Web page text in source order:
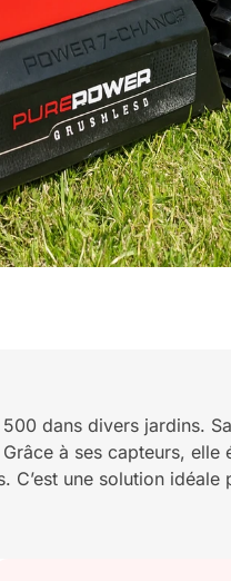
dans divers jardins.
à ses capteurs, elle
une solution